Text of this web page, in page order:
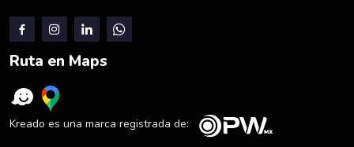
Ruta en Maps
Kreado es una marca registrada de: